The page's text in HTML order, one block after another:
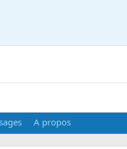
A propos